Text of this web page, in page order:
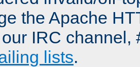
the Apache
IRC channel,
lists.